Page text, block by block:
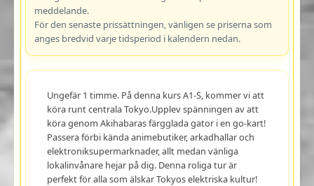
meddelande.
För den senaste prissättningen, vänligen se priserna som
anges bredvid varje tidsperiod i kalendern nedan.
Ungefär 1 timme. På denna kurs A1-S, kommer vi att
köra runt centrala Tokyo.Upplev spänningen av att
köra genom Akihabaras färgglada gator i en go-kart!
Passera förbi kända animebutiker, arkadhallar och
elektroniksupermarknader, allt medan vänliga
lokalinvånare hejar på dig. Denna roliga tur är
perfekt för alla som älskar Tokyos elektriska kultur!